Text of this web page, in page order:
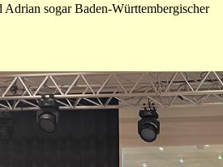
sogar Baden-Württembergischer